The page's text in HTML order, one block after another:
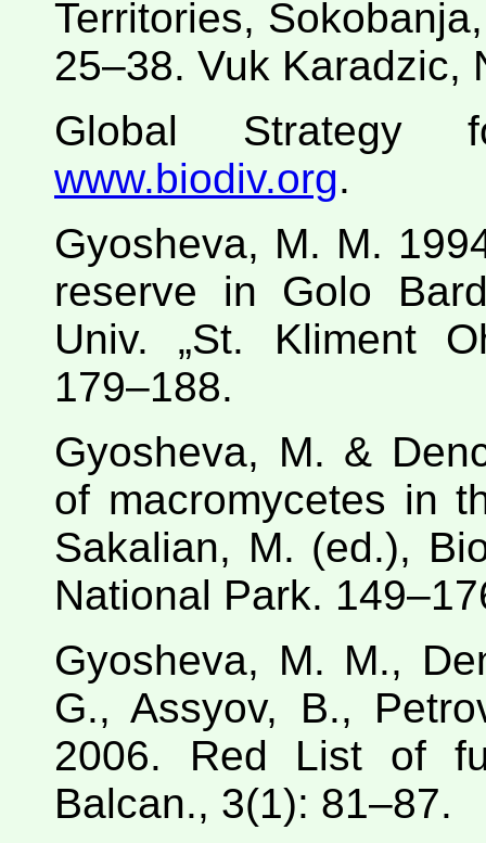
Territories,
25–38. Vuk Karadzic,
Global Strategy
www.biodiv.org.
Gyosheva, M. M.
reserve in Golo
Univ. „St. Kliment
179–188.
Gyosheva, M. &
of macromycetes in
Sakalian, M. (ed.),
National Park.
Gyosheva, M. M.,
G., Assyov, B.,
2006. Red List of
Balcan., 3(1): 81–87.